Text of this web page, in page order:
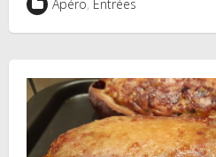
Apéro, Entrées